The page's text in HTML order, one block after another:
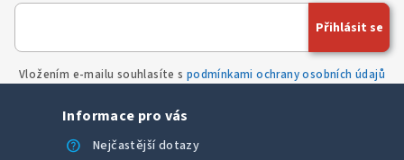
Vložením e-mailu souhlasíte s podmínkami ochrany osobních údajů
Přihlásit se
Informace pro vás
help
Nejčastější dotazy